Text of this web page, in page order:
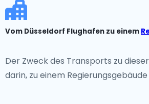
Vom Düsseldorf Flughafen zu einem
Der Zweck des Transports zu
darin, zu einem